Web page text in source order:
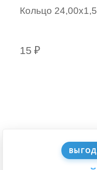
Кольцо
15 ₽